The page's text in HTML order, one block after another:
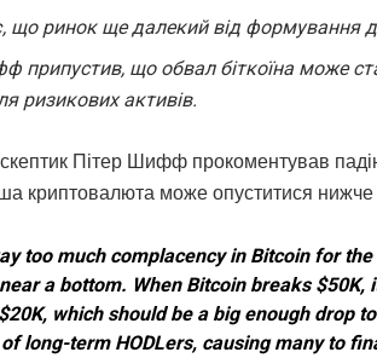
що ринок ще далекий від формування
припустив, що обвал біткоїна може
ризикових активів.
Пітер Шифф прокоментував
криптовалюта може опуститися
too much complacency in Bitcoin for
a bottom. When Bitcoin breaks $50K,
which should be a big enough drop
long-term HODLers, causing many to